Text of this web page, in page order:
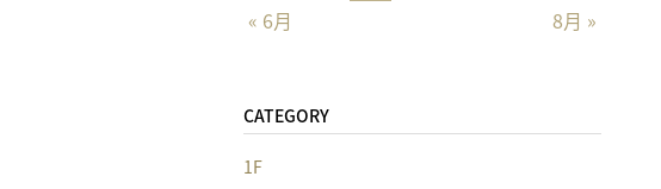
« 6月 8月 »
CATEGORY
1F